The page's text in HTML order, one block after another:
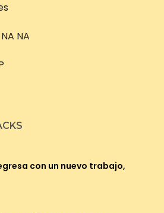
NA
con un nuevo trabajo,